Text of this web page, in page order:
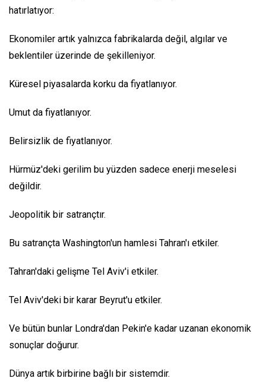
hatırlatıyor:
Ekonomiler artık yalnızca fabrikalarda değil, algılar ve
beklentiler üzerinde de şekilleniyor.
Küresel piyasalarda korku da fiyatlanıyor.
Umut da fiyatlanıyor.
Belirsizlik de fiyatlanıyor.
Hürmüz'deki gerilim bu yüzden sadece enerji meselesi
değildir.
Jeopolitik bir satrançtır.
Bu satrançta Washington'un hamlesi Tahran'ı etkiler.
Tahran'daki gelişme Tel Aviv'i etkiler.
Tel Aviv'deki bir karar Beyrut'u etkiler.
Ve bütün bunlar Londra'dan Pekin'e kadar uzanan ekonomik
sonuçlar doğurur.
Dünya artık birbirine bağlı bir sistemdir.